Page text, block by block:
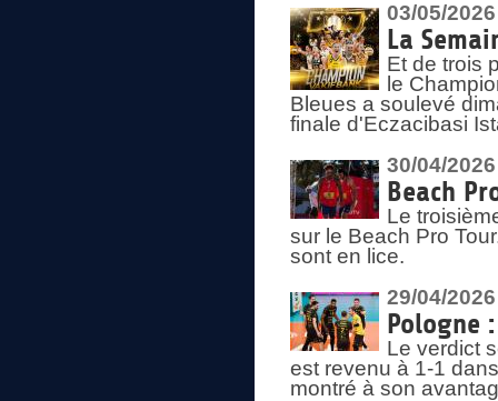
03/05/2026
La
Et de trois
le
Bleues a soulevé
finale d'Eczacibasi
30/04/2026
Beach
Le
sur le Beach Pro
sont en lice.
29/04/2026
Pologne
Le verdict
est revenu à 1-1
montré à son